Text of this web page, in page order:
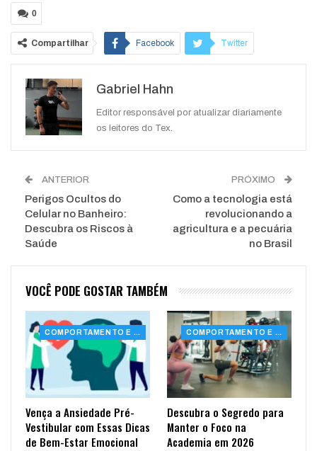
0
Compartilhar Facebook Twitter
WhatsApp
Gabriel Hahn
Editor responsável por atualizar diariamente
os leitores do Tex.
ANTERIOR
Perigos Ocultos do
Celular no Banheiro:
Descubra os Riscos à
Saúde
PRÓXIMO
Como a tecnologia está
revolucionando a
agricultura e a pecuária
no Brasil
VOCÊ PODE GOSTAR TAMBÉM
COMPORTAMENTO E SAÚDE
Vença a Ansiedade Pré-
Vestibular com Essas Dicas
de Bem-Estar Emocional
COMPORTAMENTO E SAÚDE
Descubra o Segredo para
Manter o Foco na
Academia em 2026